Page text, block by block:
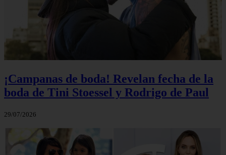
¡Campanas de boda! Revelan fecha de la
boda de Tini Stoessel y Rodrigo de Paul
29/07/2026